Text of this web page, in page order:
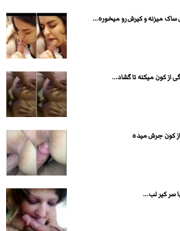
میزنه و کیرش رو میخوره...
کون میکنه تا گشاد...
کون جرش میده
سر کیر لب...